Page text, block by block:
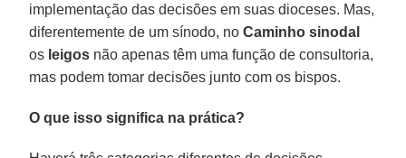
implementação das decisões em suas dioceses. Mas,
diferentemente de um sínodo, noCaminho sinodal
os leigos não apenas têm uma função de consultoria,
mas podem tomar decisões junto com os bispos.
O que isso significa na prática?